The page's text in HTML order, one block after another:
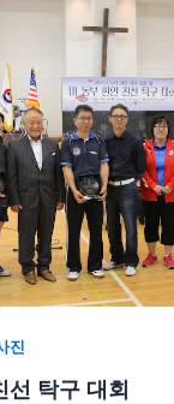
진
선 탁구 대회